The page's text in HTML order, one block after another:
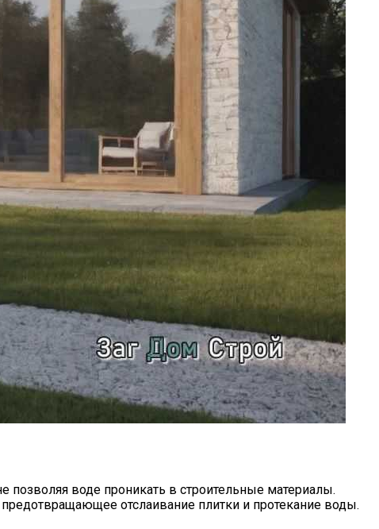
воде проникать в строительные материалы.
отслаивание плитки и протекание воды.